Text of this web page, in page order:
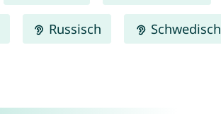
Russisch Schwedisch